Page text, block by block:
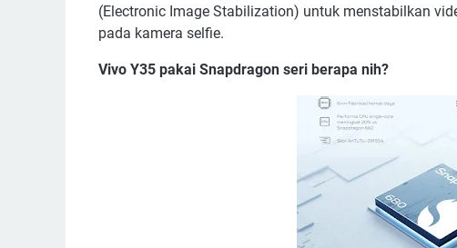
(Electronic Image Stabilization) untuk menstabilkan
pada kamera selfie.
Vivo Y35 pakai Snapdragon seri berapa nih?